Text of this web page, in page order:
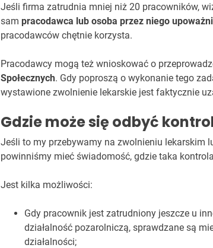
Jeśli firma zatrudnia mniej niż 20 pracowników,
sam pracodawca lub osoba przez niego
pracodawców chętnie korzysta.
Pracodawcy mogą też wnioskować o
Społecznych. Gdy poproszą o wykonanie tego
wystawione zwolnienie lekarskie jest faktycznie
Gdzie może się odbyć
Jeśli to my przebywamy na zwolnieniu lekarskim
powinniśmy mieć świadomość, gdzie taka
Jest kilka możliwości:
Gdy pracownik jest zatrudniony jeszcze u
działalność pozarolniczą, sprawdzane są
działalności;